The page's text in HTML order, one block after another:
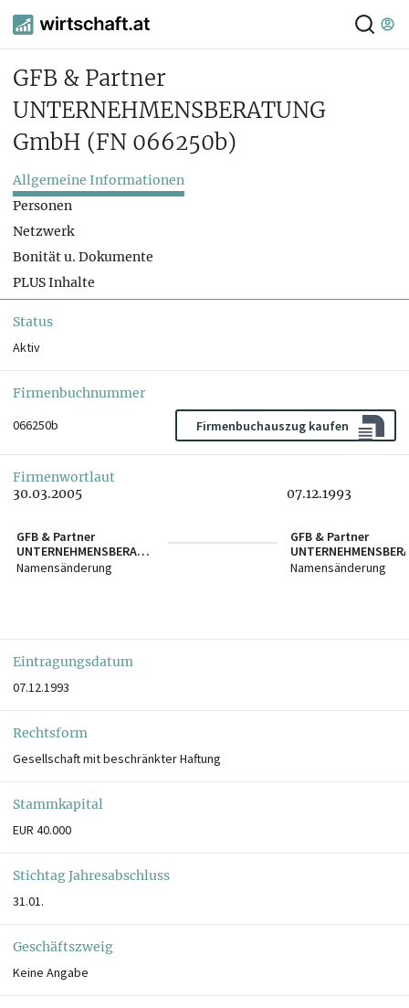
GFB & Partner
UNTERNEHMENSBERATUNG
GmbH (FN 066250b)
Allgemeine Informationen
Personen
Netzwerk
Bonität u. Dokumente
PLUS Inhalte
Status
Aktiv
Firmenbuchnummer
066250b
Firmenbuchauszug kaufen
Firmenwortlaut
30.03.2005
GFB & Partner
UNTERNEHMENSBERATU
NG GmbH
Namensänderung
07.12.1993
GFB & Partner
NG Gesellschaft für
Namensänderung
Eintragungsdatum
07.12.1993
Rechtsform
Gesellschaft mit beschränkter Haftung
Stammkapital
EUR 40.000
Stichtag Jahresabschluss
31.01.
Geschäftszweig
Keine Angabe